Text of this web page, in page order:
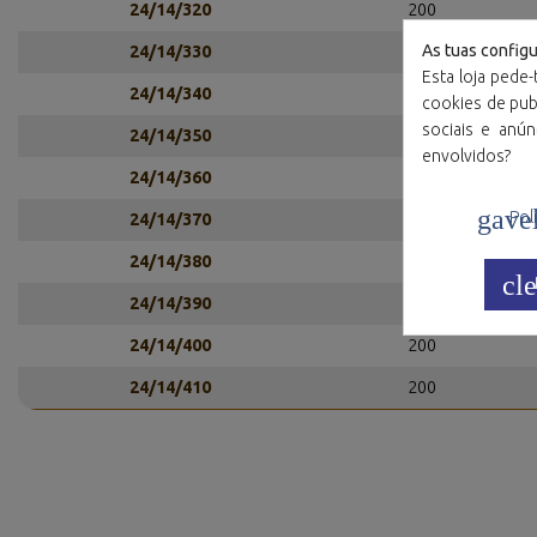
24/14/320 200
24/14/330 200
24/14/340
24/14/350 200
24/14/360
24/14/370
24/14/380
24/14/390
24/14/400 200
24/14/410 200
As tuas
Esta loja
cookies de
sociais e
envolvidos?